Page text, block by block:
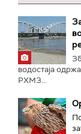
водостаја
РХМЗ...